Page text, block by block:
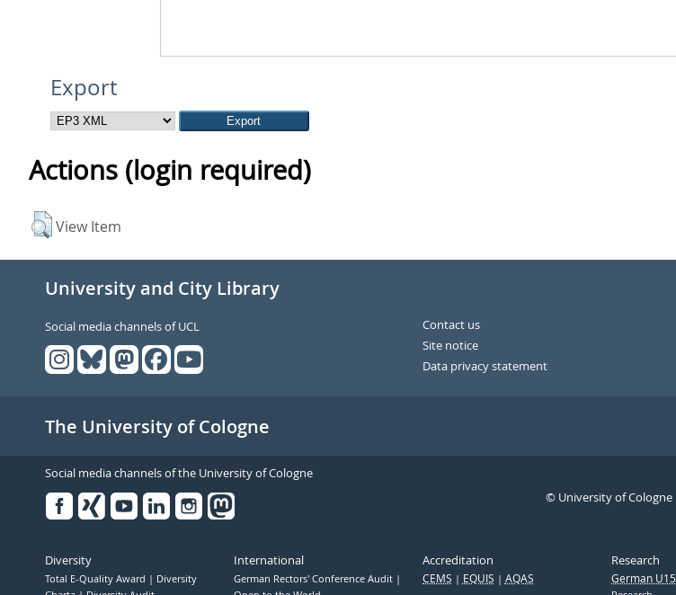
Export
Actions (login required)
View Item
University and City Library
Social media channels of UCL
Contact us
Site notice
Data privacy statement
The University of Cologne
Social media channels of the University of Cologne
© University of Cologne
Diversity
Total E-Quality Award
Diversity
International
German Rectors' Conference Audit
Accreditation
CEMS EQUIS AQAS
Research
German U15